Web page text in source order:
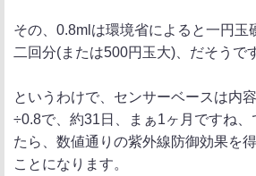
その、0.8mlは環境省によると一円玉
二回分(または500円玉大)、だそうで
というわけで、センサーベースは内
÷0.8で、約31日、まぁ1ヶ月ですね
たら、数値通りの紫外線防御効果を
ことになります。